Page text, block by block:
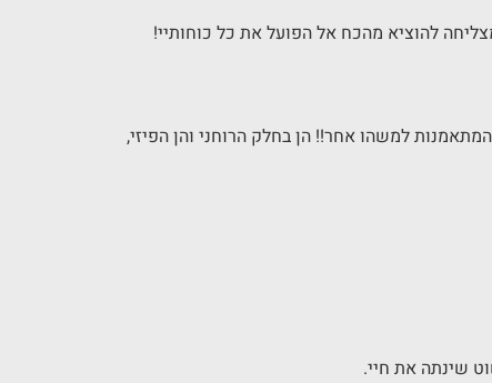
להוציא מהכח אל הפועל את כל כוחותיי!
למשהו אחר!! הן בחלק הרוחני והן הפיזי,
שינתה את חיי.